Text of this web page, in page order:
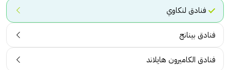
فنادق لنكاوي
فنادق بينانج
فنادق الكاميرون هايلاند